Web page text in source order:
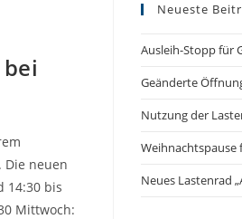
neuen
14:30 bis
Mittwoch:
Neueste
Ausleih-Stopp für
Geänderte
Nutzung der
Weihnachtspause
Neues Lastenrad